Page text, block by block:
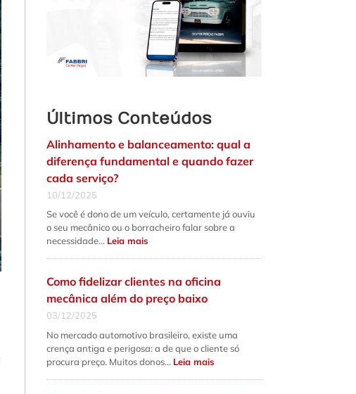
Últimos Conteúdos
Alinhamento e balanceamento: qual a
diferença fundamental e quando fazer
cada serviço?
10/12/2025
Se você é dono de um veículo, certamente já ouviu
o seu mecânico ou o borracheiro falar sobre a
necessidade… Leia mais:
Alinhamento
e
a
diferença
fundamental
fazer
cada
serviço?
Como fidelizar clientes na oficina
mecânica além do preço baixo
03/12/2025
No mercado automotivo brasileiro, existe uma
crença antiga e perigosa: a de que o cliente só
procura preço. Muitos donos… Leia mais:
Como
fidelizar